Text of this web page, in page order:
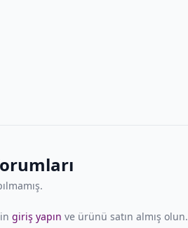
giriş yapın ve ürünü satın almış olun.